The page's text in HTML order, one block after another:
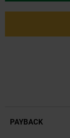
PAYBACK